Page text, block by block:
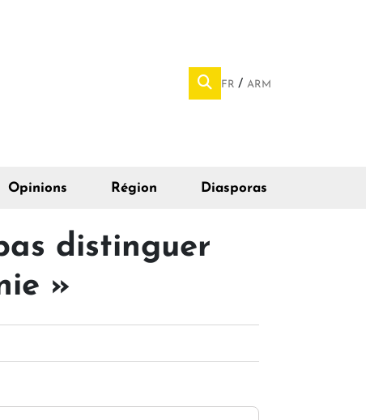
FR ARM
Opinions Région Diasporas
distinguer
»